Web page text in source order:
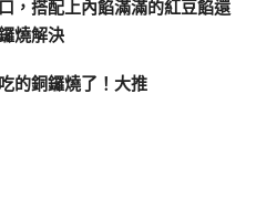
，搭配上內餡滿滿的紅豆餡還
燒解決
的銅鑼燒了！大推